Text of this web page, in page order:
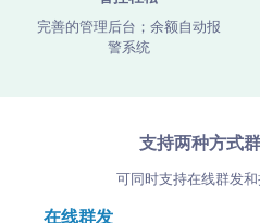
完善的管理后台；余额自动报
警系统
支持两种方式
可同时支持在线群发
在线群发